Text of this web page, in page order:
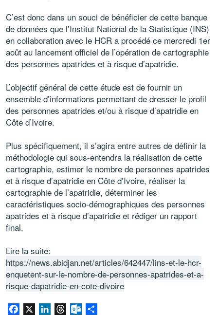
C’est donc dans un souci de bénéficier de cette banque
de données que l’Institut National de la Statistique (INS)
en collaboration avec le HCR a procédé ce mercredi 1er
août au lancement officiel de l’opération de cartographie
des personnes apatrides et à risque d’apatridie.
L’objectif général de cette étude est de fournir un
ensemble d’informations permettant de dresser le profil
des personnes apatrides et/ou à risque d’apatridie en
Côte d’Ivoire.
Plus spécifiquement, il s’agira entre autres de définir la
méthodologie qui sous-entendra la réalisation de cette
cartographie, estimer le nombre de personnes apatrides
et à risque d’apatridie en Côte d’Ivoire, réaliser la
cartographie de l’apatridie, déterminer les
caractéristiques socio-démographiques des personnes
apatrides et à risque d’apatridie et rédiger un rapport
final.
Lire la suite:
https://news.abidjan.net/articles/642447/lins-et-le-hcr-
enquetent-sur-le-nombre-de-personnes-apatrides-et-a-
risque-dapatridie-en-cote-divoire
Facebook LinkedInThreadsOutlook.com